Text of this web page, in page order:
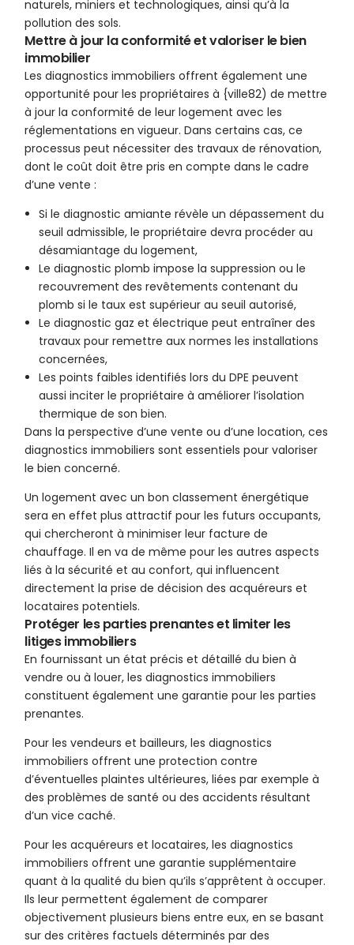
naturels, miniers et technologiques, ainsi qu’à la
pollution des sols.
Mettre à jour la conformité et valoriser le bien
immobilier
Les diagnostics immobiliers offrent également une
opportunité pour les propriétaires à {ville82) de mettre
à jour la conformité de leur logement avec les
réglementations en vigueur. Dans certains cas, ce
processus peut nécessiter des travaux de rénovation,
dont le coût doit être pris en compte dans le cadre
d’une vente :
Si le diagnostic amiante révèle un dépassement du
seuil admissible, le propriétaire devra procéder au
désamiantage du logement,
Le diagnostic plomb impose la suppression ou le
recouvrement des revêtements contenant du
plomb si le taux est supérieur au seuil autorisé,
Le diagnostic gaz et électrique peut entraîner des
travaux pour remettre aux normes les installations
concernées,
Les points faibles identifiés lors du DPE peuvent
aussi inciter le propriétaire à améliorer l’isolation
thermique de son bien.
Dans la perspective d’une vente ou d’une location, ces
diagnostics immobiliers sont essentiels pour valoriser
le bien concerné.
Un logement avec un bon classement énergétique
sera en effet plus attractif pour les futurs occupants,
qui chercheront à minimiser leur facture de
chauffage. Il en va de même pour les autres aspects
liés à la sécurité et au confort, qui influencent
directement la prise de décision des acquéreurs et
locataires potentiels.
Protéger les parties prenantes et limiter les
litiges immobiliers
En fournissant un état précis et détaillé du bien à
vendre ou à louer, les diagnostics immobiliers
constituent également une garantie pour les parties
prenantes.
Pour les vendeurs et bailleurs, les diagnostics
immobiliers offrent une protection contre
d’éventuelles plaintes ultérieures, liées par exemple à
des problèmes de santé ou des accidents résultant
d’un vice caché.
Pour les acquéreurs et locataires, les diagnostics
immobiliers offrent une garantie supplémentaire
quant à la qualité du bien qu’ils s’apprêtent à occuper.
Ils leur permettent également de comparer
objectivement plusieurs biens entre eux, en se basant
sur des critères factuels déterminés par des